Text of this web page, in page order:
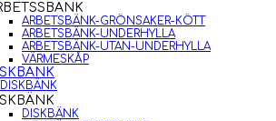
ARBETSBÄNK-GRÖNSAKER-KÖTT
ARBETSBÄNK-UNDERHYLLA
ARBETSBÄNK-UTAN-UNDERHYLLA
VÄRMESKÅP
DISKBÄNK